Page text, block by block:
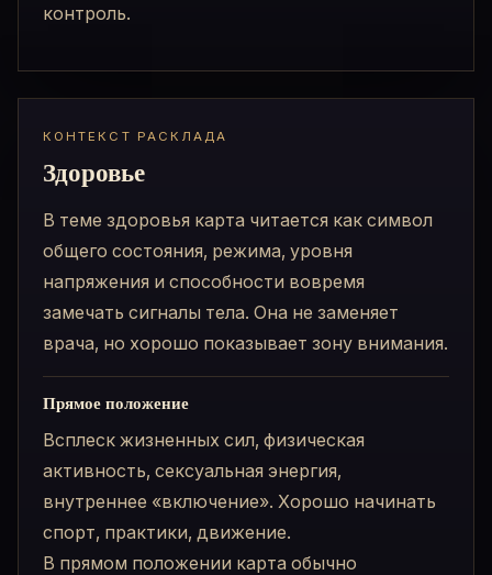
контроль.
КОНТЕКСТ РАСКЛАДА
Здоровье
В теме здоровья карта читается как символ
общего состояния, режима, уровня
напряжения и способности вовремя
замечать сигналы тела. Она не заменяет
врача, но хорошо показывает зону внимания.
Прямое положение
Всплеск жизненных сил, физическая
активность, сексуальная энергия,
внутреннее «включение». Хорошо начинать
спорт, практики, движение.
В прямом положении карта обычно